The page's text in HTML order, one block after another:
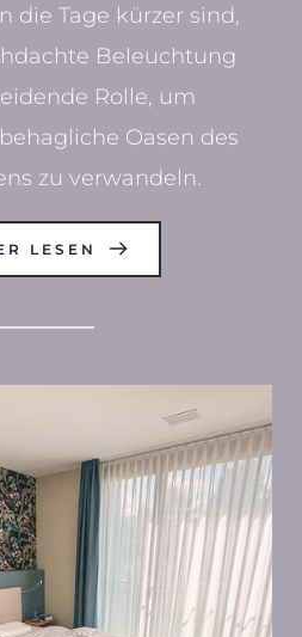
die Tage kürzer sind,
Beleuchtung
Rolle, um
Oasen des
zu verwandeln.
LESEN